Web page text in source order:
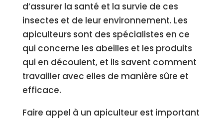
d’assurer la santé et la survie de ces
insectes et de leur environnement. Les
apiculteurs sont des spécialistes en ce
qui concerne les abeilles et les produits
qui en découlent, et ils savent comment
travailler avec elles de manière sûre et
efficace.
Faire appel à un apiculteur est important